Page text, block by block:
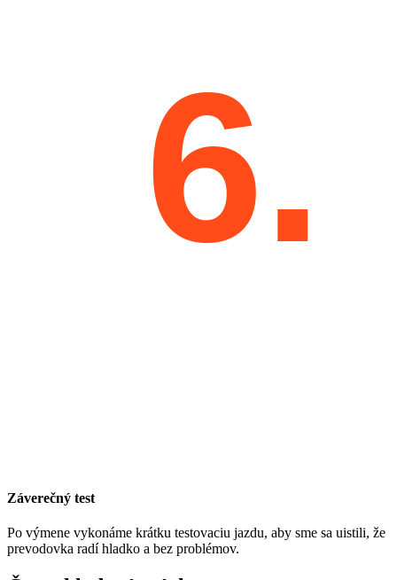
6.
Záverečný test
Po výmene vykonáme krátku testovaciu jazdu, aby sme sa uistili, že
prevodovka radí hladko a bez problémov.